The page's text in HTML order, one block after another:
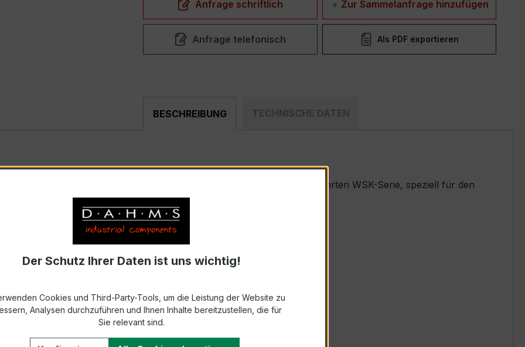
Anfrage schriftlich Zur Sammelanfrage hinzufügen
Anfrage telefonisch Als PDF exportieren
BESCHREIBUNG TECHNISCHE DATEN
ein kompakter, hochpräziser Niederspannungs-Messwandler der bewährten WSK-Serie, speziell für den
und industriellen Mess- und Überwachungssystemen entwickelt.
10 A, Sekundärnennstrom 5 A)
DIN EN 61869-2)
× Ipr, 1 s
Der Schutz Ihrer Daten ist uns wichtig!
Cookies und Third-Party-Tools, um die Leistung der Website zu
Analysen durchzuführen und Ihnen Inhalte bereitzustellen, die für
Sie relevant sind.